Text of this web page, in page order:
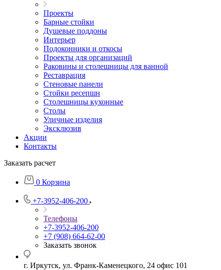
Проекты
Барные стойки
Душевые поддоны
Интерьер
Подоконники и откосы
Проекты для организаций
Раковины и столешницы для ванной
Реставрация
Стеновые панели
Стойки ресепшн
Столешницы кухонные
Столы
Уличные изделия
Эксклюзив
Акции
Контакты
Заказать расчет
0 Корзина
+7-3952-406-200
Телефоны
+7-3952-406-200
+7 (908) 664-62-00
Заказать звонок
г. Иркутск, ул. Франк-Каменецкого, 24 офис 101